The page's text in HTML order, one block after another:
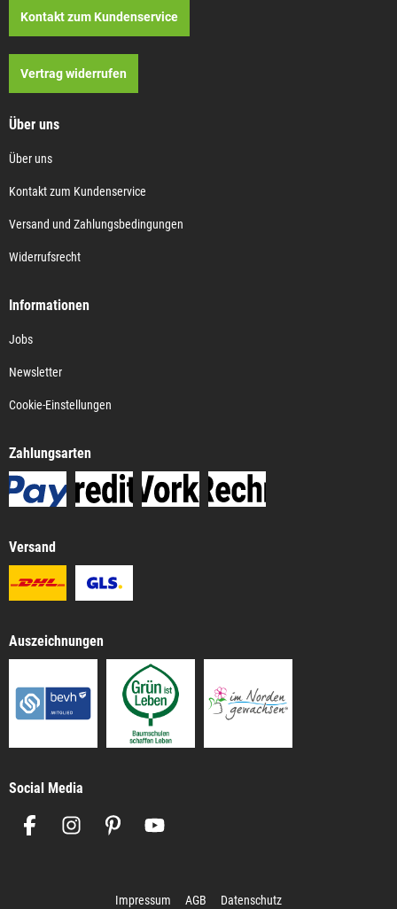
Kontakt zum Kundenservice
Vertrag widerrufen
Über uns
Über uns
Kontakt zum Kundenservice
Versand und Zahlungsbedingungen
Widerrufsrecht
Informationen
Jobs
Newsletter
Cookie-Einstellungen
Zahlungsarten
Versand
Auszeichnungen
Social Media
Impressum AGB Datenschutz